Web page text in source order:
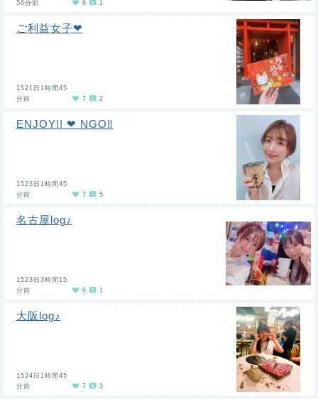
56分前
6 1
ご利益女子❤︎
1521日1時間45
分前
7 2
ENJOY!! ❤︎ NGO‼︎
1523日1時間45
分前
7 5
名古屋log♪
1523日3時間15
分前
6 1
大阪log♪
1524日1時間45
分前
7 3